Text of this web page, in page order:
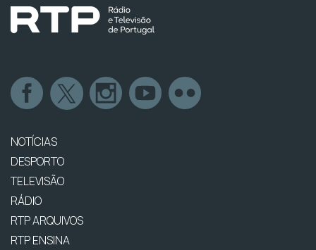
NOTÍCIAS
DESPORTO
TELEVISÃO
RÁDIO
RTP ARQUIVOS
RTP ENSINA